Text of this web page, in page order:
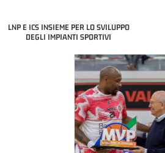
LNP E ICS INSIEME PER LO SVILUPPO
DEGLI IMPIANTI SPORTIVI